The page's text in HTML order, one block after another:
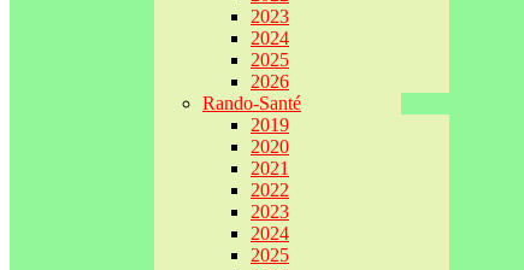
2023
2024
2025
2026
Rando-Santé
2019
2020
2021
2022
2023
2024
2025